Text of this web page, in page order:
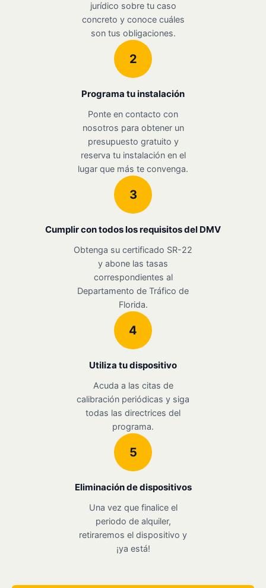
jurídico sobre tu caso
concreto y conoce cuáles
son tus obligaciones.
2
Programa tu instalación
Ponte en contacto con
nosotros para obtener un
presupuesto gratuito y
reserva tu instalación en el
lugar que más te convenga.
3
Cumplir con todos los requisitos del DMV
Obtenga su certificado SR-22
y abone las tasas
correspondientes al
Departamento de Tráfico de
Florida.
4
Utiliza tu dispositivo
Acuda a las citas de
calibración periódicas y siga
todas las directrices del
programa.
5
Eliminación de dispositivos
Una vez que finalice el
periodo de alquiler,
retiraremos el dispositivo y
¡ya está!